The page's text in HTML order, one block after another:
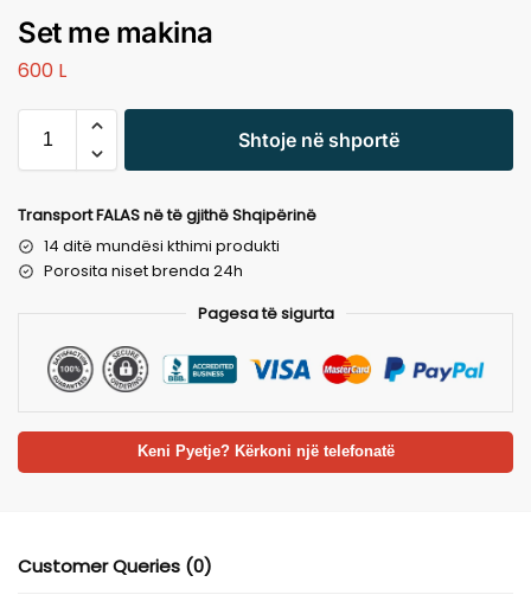
Set me makina
600 L
Shtoje në shportë
Transport FALAS në të gjithë Shqipërinë
14 ditë mundësi kthimi produkti
Porosita niset brenda 24h
Pagesa të sigurta
Keni Pyetje? Kërkoni një telefonatë
Customer Queries (0)